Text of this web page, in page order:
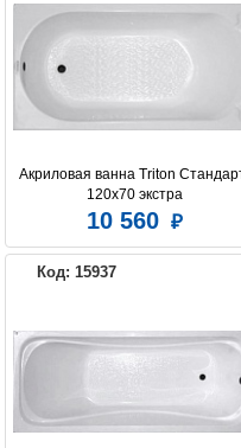
Акриловая ванна Triton
120x70 экстра
10 560
Код: 15937